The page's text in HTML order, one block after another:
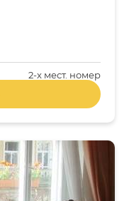
2-x мест. номер